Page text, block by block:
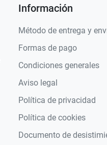
Información
Método de entrega y
Formas de pago
Condiciones generales
Aviso legal
Política de privacidad
Política de cookies
Documento de